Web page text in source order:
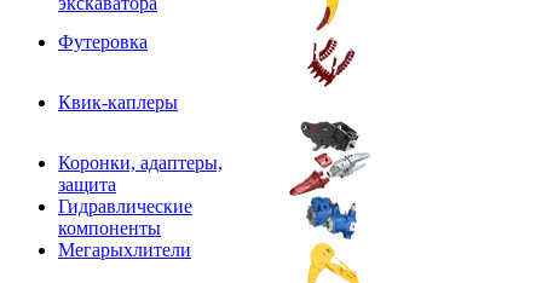
Футеровка
Квик-каплеры
Коронки, адаптеры,
защита
Гидравлические
компоненты
Мегарыхлители